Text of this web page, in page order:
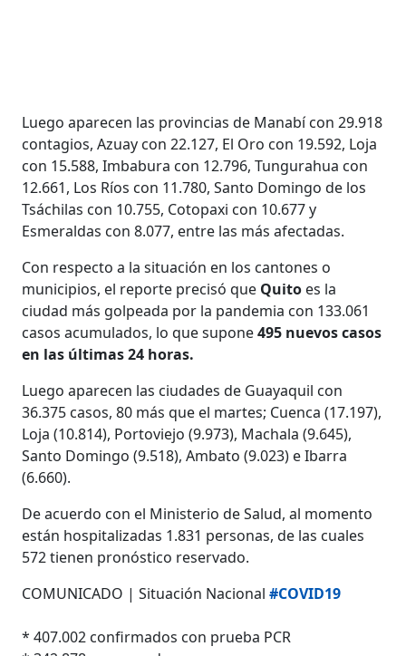
Luego aparecen las provincias de Manabí con 29.918
contagios, Azuay con 22.127, El Oro con 19.592, Loja
con 15.588, Imbabura con 12.796, Tungurahua con
12.661, Los Ríos con 11.780, Santo Domingo de los
Tsáchilas con 10.755, Cotopaxi con 10.677 y
Esmeraldas con 8.077, entre las más afectadas.
Con respecto a la situación en los cantones o
municipios, el reporte precisó que Quito es la
ciudad más golpeada por la pandemia con 133.061
casos acumulados, lo que supone495 nuevos casos
en las últimas 24 horas.
Luego aparecen las ciudades de Guayaquil con
36.375 casos, 80 más que el martes; Cuenca (17.197),
Loja (10.814), Portoviejo (9.973), Machala (9.645),
Santo Domingo (9.518), Ambato (9.023) e Ibarra
(6.660).
De acuerdo con el Ministerio de Salud, al momento
están hospitalizadas 1.831 personas, de las cuales
572 tienen pronóstico reservado.
COMUNICADO | Situación Nacional#COVID19
* 407.002 confirmados con prueba PCR